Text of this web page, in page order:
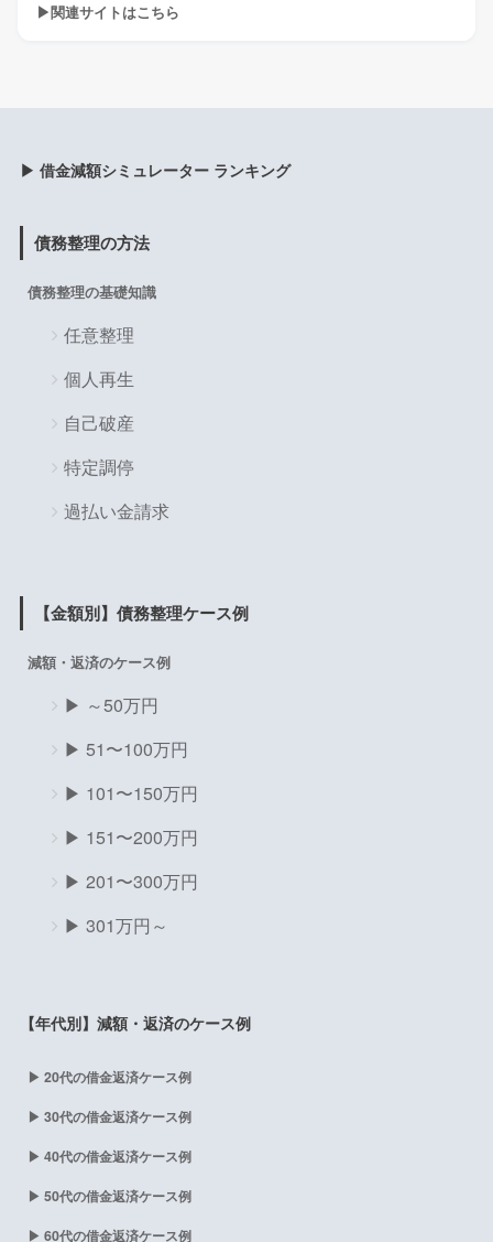
▶関連サイトはこちら
▶ 借金減額シミュレーター ランキング
債務整理の方法
債務整理の基礎知識
任意整理
個人再生
自己破産
特定調停
過払い金請求
【金額別】債務整理ケース例
減額・返済のケース例
▶ ～50万円
▶ 51〜100万円
▶ 101〜150万円
▶ 151〜200万円
▶ 201〜300万円
▶ 301万円～
【年代別】減額・返済のケース例
▶ 20代の借金返済ケース例
▶ 30代の借金返済ケース例
▶ 40代の借金返済ケース例
▶ 50代の借金返済ケース例
▶ 60代の借金返済ケース例